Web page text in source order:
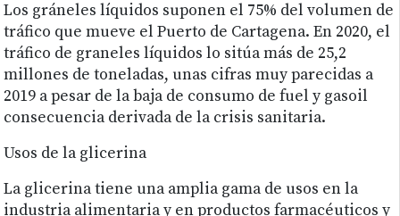
Los gráneles líquidos suponen el 75% del volumen de
tráfico que mueve el Puerto de Cartagena. En 2020, el
tráfico de graneles líquidos lo sitúa más de 25,2
millones de toneladas, unas cifras muy parecidas a
2019 a pesar de la baja de consumo de fuel y gasoil
consecuencia derivada de la crisis sanitaria.
Usos de la glicerina
La glicerina tiene una amplia gama de usos en la
industria alimentaria y en productos farmacéuticos y